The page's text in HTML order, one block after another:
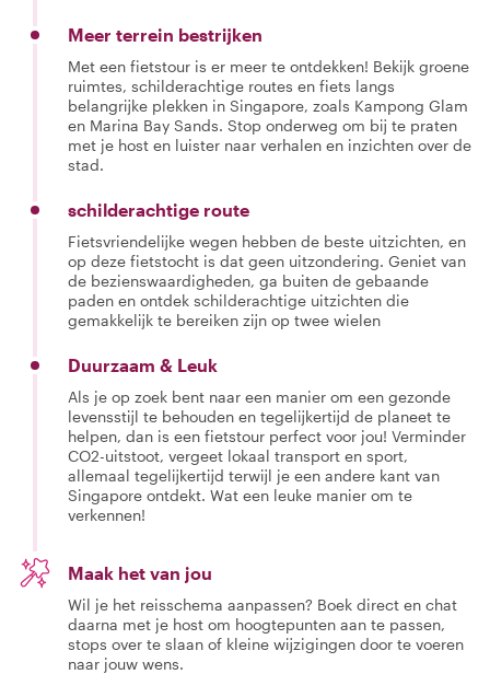
Meer terrein bestrijken
Met een fietstour is er meer te ontdekken! Bekijk groene
ruimtes, schilderachtige routes en fiets langs
belangrijke plekken in Singapore, zoals Kampong Glam
en Marina Bay Sands. Stop onderweg om bij te praten
met je host en luister naar verhalen en inzichten over de
stad.
schilderachtige route
Fietsvriendelijke wegen hebben de beste uitzichten, en
op deze fietstocht is dat geen uitzondering. Geniet van
de bezienswaardigheden, ga buiten de gebaande
paden en ontdek schilderachtige uitzichten die
gemakkelijk te bereiken zijn op twee wielen
Duurzaam & Leuk
Als je op zoek bent naar een manier om een gezonde
levensstijl te behouden en tegelijkertijd de planeet te
helpen, dan is een fietstour perfect voor jou! Verminder
CO2-uitstoot, vergeet lokaal transport en sport,
allemaal tegelijkertijd terwijl je een andere kant van
Singapore ontdekt. Wat een leuke manier om te
verkennen!
Maak het van jou
Wil je het reisschema aanpassen? Boek direct en chat
daarna met je host om hoogtepunten aan te passen,
stops over te slaan of kleine wijzigingen door te voeren
naar jouw wens.